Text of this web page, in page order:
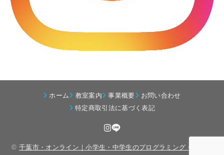
ホーム 教室案内 事業概要
お問い合わせ
特定商取引法に基づく表記
©千葉市・オンライン｜小学生・中学生のプログラミング・算数教